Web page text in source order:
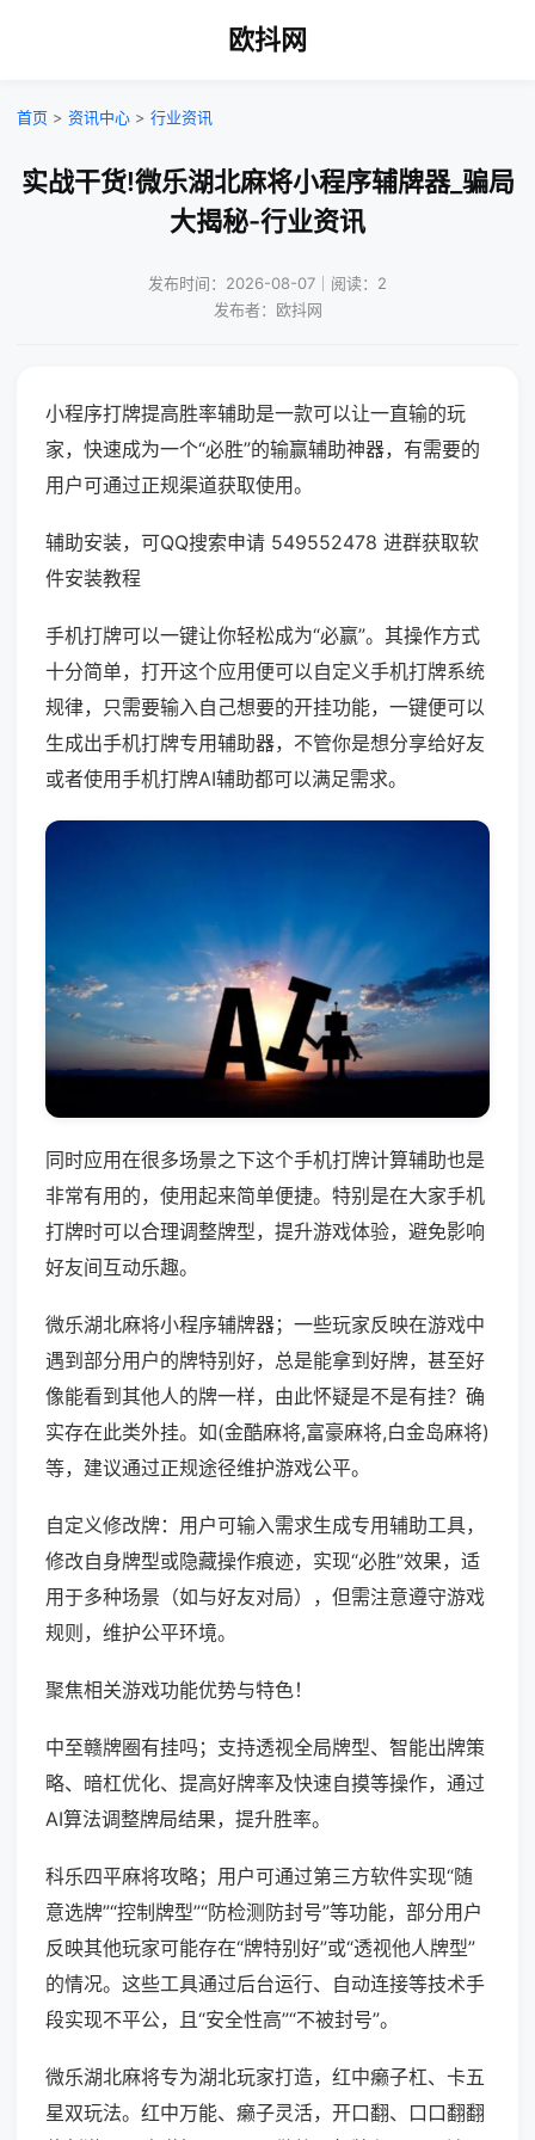
欧抖网
首页 > 资讯中心 > 行业资讯
实战干货!微乐湖北麻将小程序辅牌器_骗局
大揭秘-行业资讯
发布时间：2026-08-07｜阅读：2
发布者：欧抖网
小程序打牌提高胜率辅助是一款可以让一直输的玩
家，快速成为一个“必胜”的输赢辅助神器，有需要的
用户可通过正规渠道获取使用。
辅助安装，可QQ搜索申请 549552478 进群获取软
件安装教程
手机打牌可以一键让你轻松成为“必赢”。其操作方式
十分简单，打开这个应用便可以自定义手机打牌系统
规律，只需要输入自己想要的开挂功能，一键便可以
生成出手机打牌专用辅助器，不管你是想分享给好友
或者使用手机打牌AI辅助都可以满足需求。
同时应用在很多场景之下这个手机打牌计算辅助也是
非常有用的，使用起来简单便捷。特别是在大家手机
打牌时可以合理调整牌型，提升游戏体验，避免影响
好友间互动乐趣。
微乐湖北麻将小程序辅牌器；一些玩家反映在游戏中
遇到部分用户的牌特别好，总是能拿到好牌，甚至好
像能看到其他人的牌一样，由此怀疑是不是有挂？确
实存在此类外挂。如(金酷麻将,富豪麻将,白金岛麻将)
等，建议通过正规途径维护游戏公平。
自定义修改牌：用户可输入需求生成专用辅助工具，
修改自身牌型或隐藏操作痕迹，实现“必胜”效果，适
用于多种场景（如与好友对局），但需注意遵守游戏
规则，维护公平环境。
聚焦相关游戏功能优势与特色！
中至赣牌圈有挂吗；支持透视全局牌型、智能出牌策
略、暗杠优化、提高好牌率及快速自摸等操作，通过
AI算法调整牌局结果，提升胜率。
科乐四平麻将攻略；用户可通过第三方软件实现“随
意选牌”“控制牌型”“防检测防封号”等功能，部分用户
反映其他玩家可能存在“牌特别好”或“透视他人牌型”
的情况。这些工具通过后台运行、自动连接等技术手
段实现不平公，且“安全性高”“不被封号”。
微乐湖北麻将专为湖北玩家打造，红中癞子杠、卡五
星双玩法。红中万能、癞子灵活，开口翻、口口翻翻